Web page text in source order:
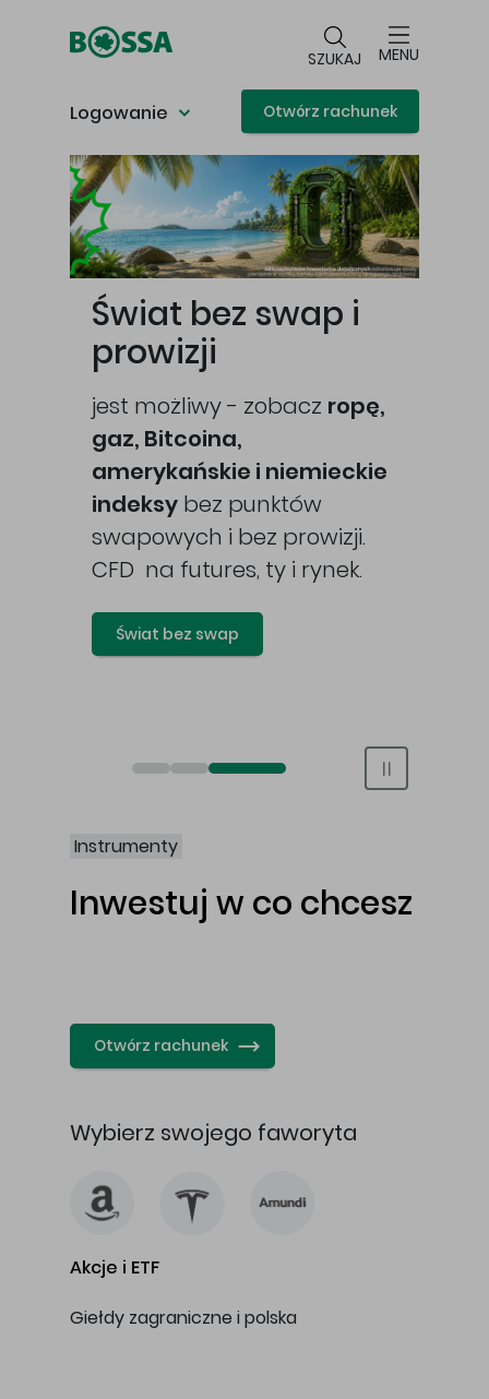
SZUKAJ MENU
Logowanie Otwórz rachunek
Główna treść
Świat bez swap i
prowizji
jest możliwy - zobacz ropę,
gaz, Bitcoina,
amerykańskie i niemieckie
indeksy bez punktów
swapowych i bez prowizji.
CFD na futures, ty i rynek.
Świat bez swap
Otwórz rachunek maklerski online
Otwórz konto IKE/IKZE
Świat bez swap i prowizji
Instrumenty
Inwestuj w co chcesz
Otwórz rachunek
Wybierz swojego faworyta
Akcje i ETF
Giełdy zagraniczne i polska